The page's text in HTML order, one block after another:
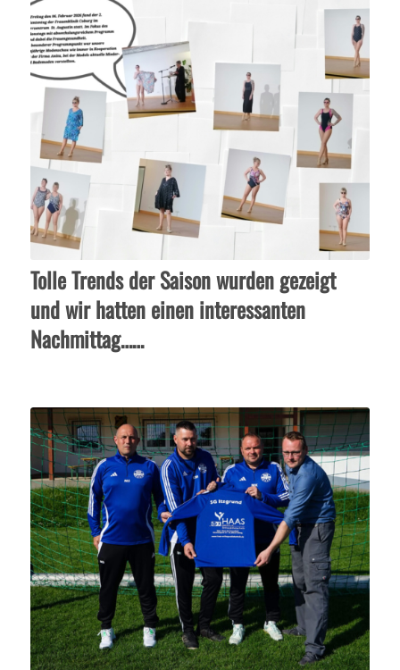
Tolle Trends der Saison wurden gezeigt
und wir hatten einen interessanten
Nachmittag……